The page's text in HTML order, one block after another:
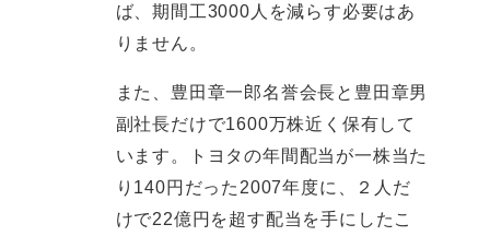
ば、期間工3000人を減らす必要はあ
りません。
また、豊田章一郎名誉会長と豊田章男
副社長だけで1600万株近く保有して
います。トヨタの年間配当が一株当た
り140円だった2007年度に、２人だ
けで22億円を超す配当を手にしたこ